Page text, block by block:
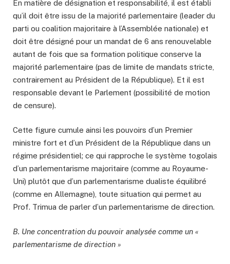
En matière de désignation et responsabilité, il est établi
qu’il doit être issu de la majorité parlementaire (leader du
parti ou coalition majoritaire à l’Assemblée nationale) et
doit être désigné pour un mandat de 6 ans renouvelable
autant de fois que sa formation politique conserve la
majorité parlementaire (pas de limite de mandats stricte,
contrairement au Président de la République). Et il est
responsable devant le Parlement (possibilité de motion
de censure).
Cette figure cumule ainsi les pouvoirs d’un Premier
ministre fort et d’un Président de la République dans un
régime présidentiel; ce qui rapproche le système togolais
d’un parlementarisme majoritaire (comme au Royaume-
Uni) plutôt que d’un parlementarisme dualiste équilibré
(comme en Allemagne), toute situation qui permet au
Prof. Trimua de parler d’un parlementarisme de direction.
B. Une concentration du pouvoir analysée comme un «
parlementarisme de direction »